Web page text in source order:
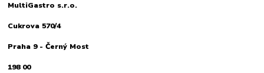
MultiGastro s.r.o.
Cukrova 570/4
Praha 9 - Černý Most
198 00